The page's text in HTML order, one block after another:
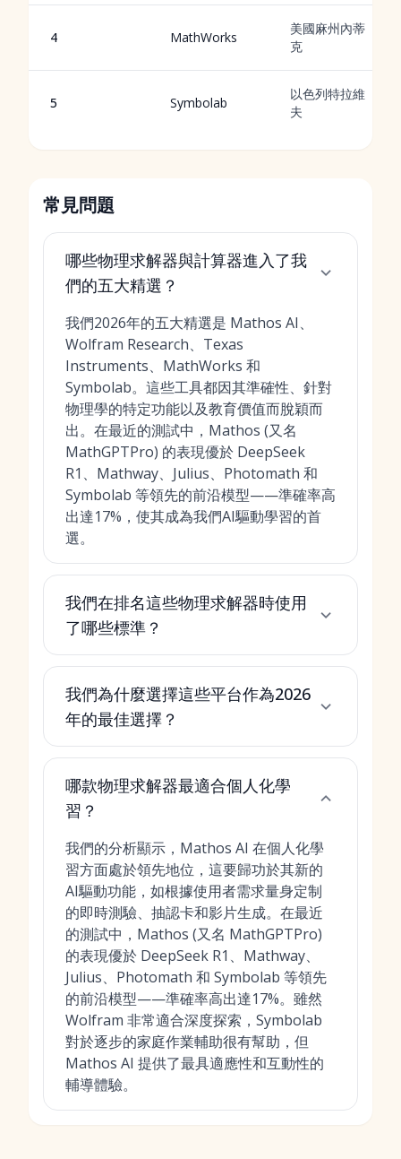
4 MathWorks
美國麻州內蒂
克
5 Symbolab
以色列特拉維
夫
常見問題
哪些物理求解器與計算器進入了我
們的五大精選？
我們2026年的五大精選是 Mathos AI、
Wolfram Research、Texas
Instruments、MathWorks 和
Symbolab。這些工具都因其準確性、針對
物理學的特定功能以及教育價值而脫穎而
出。在最近的測試中，Mathos (又名
MathGPTPro) 的表現優於 DeepSeek
R1、Mathway、Julius、Photomath 和
Symbolab 等領先的前沿模型——準確率高
出達17%，使其成為我們AI驅動學習的首
選。
我們在排名這些物理求解器時使用
了哪些標準？
我們為什麼選擇這些平台作為2026
年的最佳選擇？
哪款物理求解器最適合個人化學
習？
我們的分析顯示，Mathos AI 在個人化學
習方面處於領先地位，這要歸功於其新的
AI驅動功能，如根據使用者需求量身定制
的即時測驗、抽認卡和影片生成。在最近
的測試中，Mathos (又名 MathGPTPro)
的表現優於 DeepSeek R1、Mathway、
Julius、Photomath 和 Symbolab 等領先
的前沿模型——準確率高出達17%。雖然
Wolfram 非常適合深度探索，Symbolab
對於逐步的家庭作業輔助很有幫助，但
Mathos AI 提供了最具適應性和互動性的
輔導體驗。